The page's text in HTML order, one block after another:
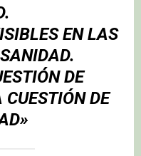
EN LAS
DE
CUESTIÓN DE